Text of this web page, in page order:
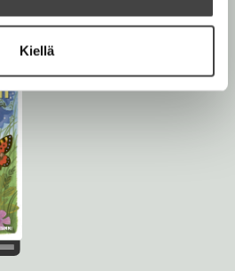
Kiellä
Myyrän sateenvarjo